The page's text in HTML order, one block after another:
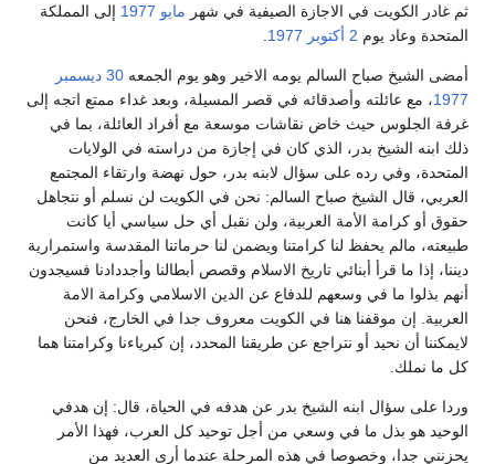
ثم غادر الكويت في الاجازة الصيفية في شهر مايو 1977 إلى المملكة
المتحدة وعاد يوم 2 أكتوبر 1977
أمضى الشيخ صباح السالم يومه الاخير وهو يوم الجمعه 30 ديسمبر
1977، مع عائلته وأصدقائه في قصر المسيلة، وبعد غداء ممتع اتجه إلى
غرفة الجلوس حيث خاض نقاشات موسعة مع أفراد العائلة، بما في
ذلك ابنه الشيخ بدر، الذي كان في إجازة من دراسته في الولايات
المتحدة، وفي رده على سؤال لابنه بدر، حول نهضة وارتقاء المجتمع
العربي، قال الشيخ صباح السالم: نحن في الكويت لن نسلم أو نتجاهل
حقوق أو كرامة الأمة العربية، ولن نقبل أي حل سياسي أيا كانت
طبيعته، مالم يحفظ لنا كرامتنا ويضمن لنا حرماتنا المقدسة واستمرارية
ديننا، إذا ما قرأ أبنائي تاريخ الاسلام وقصص أبطالنا وأجددادنا فسيجدون
أنهم بذلوا ما في وسعهم للدفاع عن الدين الاسلامي وكرامة الامة
العربية. إن موقفنا هنا في الكويت معروف جدا في الخارج، فنحن
لايمكننا أن نحيد أو نتراجع عن طريقنا المحدد، إن كبرياءنا وكرامتنا هما
كل ما نملك.
وردا على سؤال ابنه الشيخ بدر عن هدفه في الحياة، قال: إن هدفي
الوحيد هو بذل ما في وسعي من أجل توحيد كل العرب، فهذا الأمر
يحزنني جدا، وخصوصا في هذه المرحلة عندما أرى العديد من